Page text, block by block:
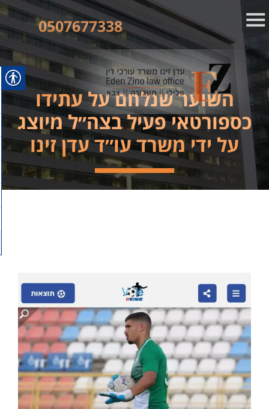
0507677338
השוער שנלחם על עתידו
כספורטאי פעיל בצה״ל מיוצג
על ידי משרד עו״ד עדן זינו